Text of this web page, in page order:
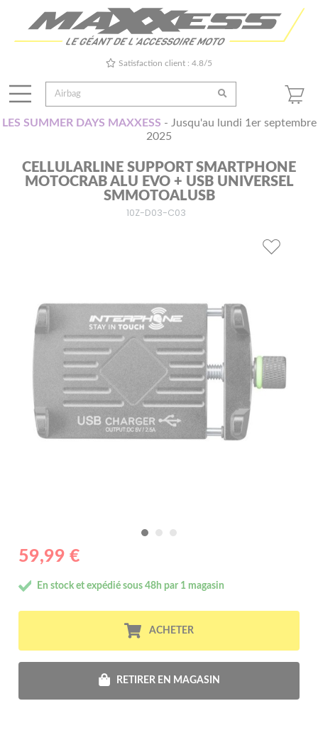
Satisfaction client : 4.8/5
LES SUMMER DAYS MAXXESS - Jusqu'au lundi 1er septembre
2025
CELLULARLINE SUPPORT SMARTPHONE
MOTOCRAB ALU EVO + USB UNIVERSEL
SMMOTOALUSB
10Z-D03-C03
59,99 €
En stock et expédié sous 48h par 1 magasin
ACHETER
RETIRER EN MAGASIN